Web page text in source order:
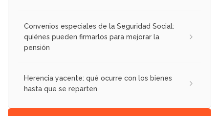
Convenios especiales de la Seguridad Social:
quiénes pueden firmarlos para mejorar la
pensión
Herencia yacente: qué ocurre con los bienes
hasta que se reparten